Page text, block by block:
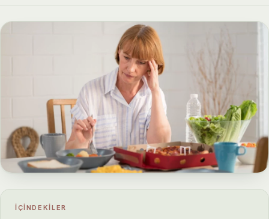
İÇINDEKILER